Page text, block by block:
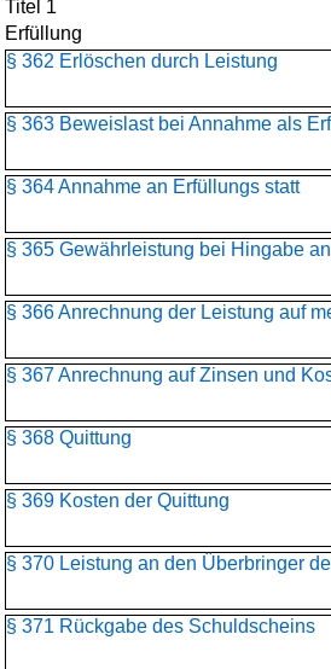
Titel 1
Erfüllung
§ 362 Erlöschen durch Leistung
§ 363 Beweislast bei Annahme als
§ 364 Annahme an Erfüllungs statt
§ 365 Gewährleistung bei Hingabe
§ 366 Anrechnung der Leistung auf
§ 367 Anrechnung auf Zinsen und
§ 368 Quittung
§ 369 Kosten der Quittung
§ 370 Leistung an den Überbringer
§ 371 Rückgabe des Schuldscheins